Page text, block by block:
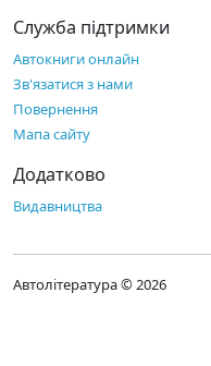
Служба підтримки
Автокниги онлайн
Зв'язатися з нами
Повернення
Мапа сайту
Додатково
Видавництва
Автолітература © 2026